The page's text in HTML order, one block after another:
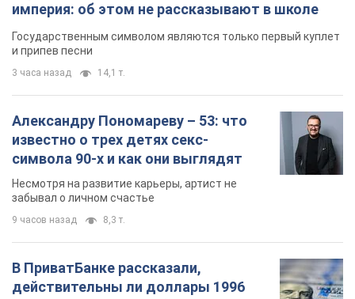
империя: об этом не рассказывают в школе
Государственным символом являются только первый куплет
и припев песни
3 часа назад 14,1 т.
Александру Пономареву – 53: что
известно о трех детях секс-
символа 90-х и как они выглядят
Несмотря на развитие карьеры, артист не
забывал о личном счастье
9 часов назад 8,3 т.
В ПриватБанке рассказали,
действительны ли доллары 1996